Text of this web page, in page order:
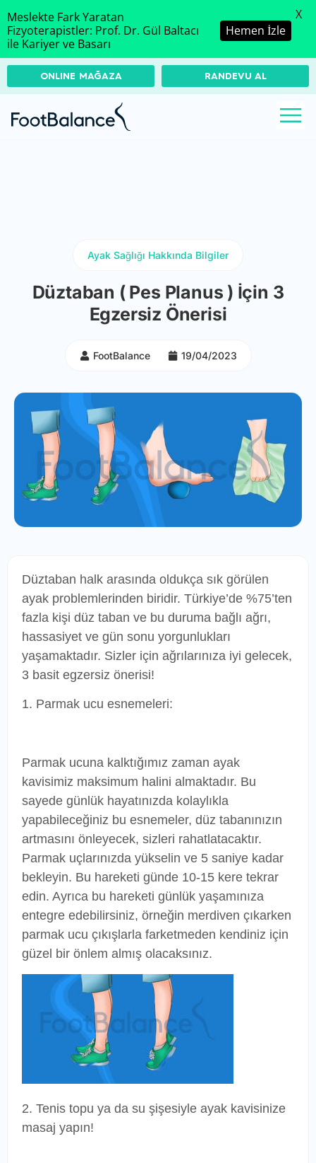
ONLINE MAĞAZA RANDEVU AL
Ayak Sağlığı Hakkında Bilgiler
Düztaban ( Pes Planus ) İçin 3
Egzersiz Önerisi
FootBalance 19/04/2023
Düztaban halk arasında oldukça sık görülen
ayak problemlerinden biridir. Türkiye’de %75’ten
fazla kişi düz taban ve bu duruma bağlı ağrı,
hassasiyet ve gün sonu yorgunlukları
yaşamaktadır. Sizler için ağrılarınıza iyi gelecek,
3 basit egzersiz önerisi!
1. Parmak ucu esnemeleri:
Parmak ucuna kalktığımız zaman ayak
kavisimiz maksimum halini almaktadır. Bu
sayede günlük hayatınızda kolaylıkla
yapabileceğiniz bu esnemeler, düz tabanınızın
artmasını önleyecek, sizleri rahatlatacaktır.
Parmak uçlarınızda yükselin ve 5 saniye kadar
bekleyin. Bu hareketi günde 10-15 kere tekrar
edin. Ayrıca bu hareketi günlük yaşamınıza
entegre edebilirsiniz, örneğin merdiven çıkarken
parmak ucu çıkışlarla farketmeden kendiniz için
güzel bir önlem almış olacaksınız.
2. Tenis topu ya da su şişesiyle ayak kavisinize
masaj yapın!
Meslekte Fark Yaratan
Fizyoterapistler: Prof. Dr. Gül Baltacı
ile Kariyer ve Basarı
Hemen İzle
X